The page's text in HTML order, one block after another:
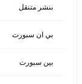
بنشر متنقل
بي ان سبورت
بين سبورت